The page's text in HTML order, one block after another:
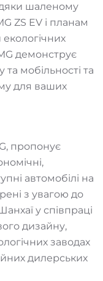
шаленому
ZS EV і планам
демонструє
мобільності та
для ваших
пропонує
автомобілі на
з увагою до
у співпраці
дизайну,
заводах
дилерських